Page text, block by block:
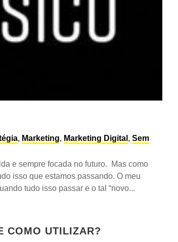
, Marketing, Marketing Digital ,Sem
e sempre focada no futuro. Mas como
isso que estamos passando. O meu
tudo isso passar e o tal “novo...
COMO UTILIZAR?